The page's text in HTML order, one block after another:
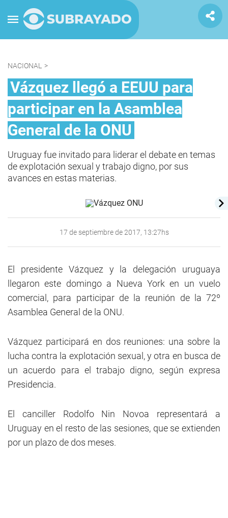
NACIONAL >
Vázquez llegó a EEUU para
participar en la Asamblea
General de la ONU
Uruguay fue invitado para liderar el debate en temas
de explotación sexual y trabajo digno, por sus
avances en estas materias.
17 de septiembre de 2017, 13:27hs
El presidente Vázquez y la delegación uruguaya
llegaron este domingo a Nueva York en un vuelo
comercial, para participar de la reunión de la 72º
Asamblea General de la ONU.
Vázquez participará en dos reuniones: una sobre la
lucha contra la explotación sexual, y otra en busca de
un acuerdo para el trabajo digno, según expresa
Presidencia.
El canciller Rodolfo Nin Novoa representará a
Uruguay en el resto de las sesiones, que se extienden
por un plazo de dos meses.